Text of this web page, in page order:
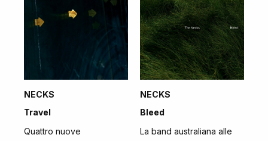
NECKS
Travel
Quattro nuove
NECKS
Bleed
La band australiana alle